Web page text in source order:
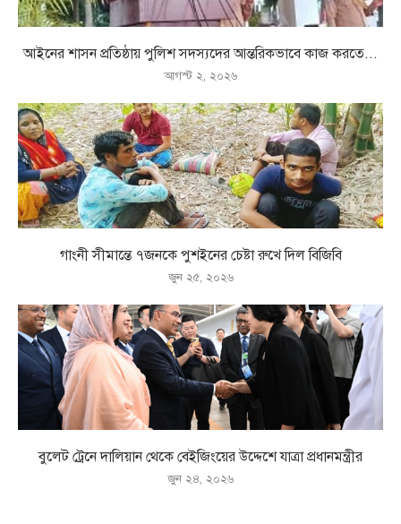
আইনের শাসন প্রতিষ্ঠায় পুলিশ সদস্যদের আন্তরিকভাবে কাজ করতে...
আগস্ট ২, ২০২৬
গাংনী সীমান্তে ৭জনকে পুশইনের চেষ্টা রুখে দিল বিজিবি
জুন ২৫, ২০২৬
বুলেট ট্রেনে দালিয়ান থেকে বেইজিংয়ের উদ্দেশে যাত্রা প্রধানমন্ত্রীর
জুন ২৪, ২০২৬